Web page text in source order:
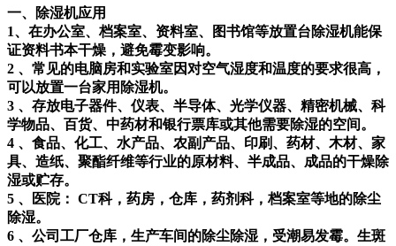
一、除湿机应用
1、在办公室、档案室、资料室、图书馆等放置台除湿机能保
证资料书本干燥，避免霉变影响。
2 、常见的电脑房和实验室因对空气湿度和温度的要求很高，
可以放置一台家用除湿机。
3 、存放电子器件、仪表、半导体、光学仪器、精密机械、科
学物品、百货、中药材和银行票库或其他需要除湿的空间。
4 、食品、化工、水产品、农副产品、印刷、药材、木材、家
具、造纸、聚酯纤维等行业的原材料、半成品、成品的干燥除
湿或贮存。
5 、医院： CT科，药房，仓库，药剂科，档案室等地的除尘
除湿。
6 、公司工厂仓库，生产车间的除尘除湿，受潮易发霉。生斑